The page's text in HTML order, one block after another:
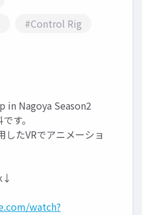
#Control Rig
in Nagoya Season2
す。
たVRでアニメーショ
watch?